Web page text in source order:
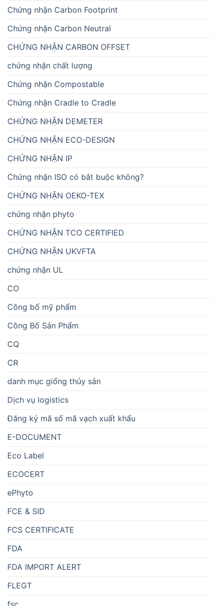
Chứng nhận Carbon Footprint
Chứng nhận Carbon Neutral
CHỨNG NHẬN CARBON OFFSET
chứng nhận chất lượng
Chứng nhận Compostable
Chứng nhận Cradle to Cradle
CHỨNG NHẬN DEMETER
CHỨNG NHẬN ECO-DESIGN
CHỨNG NHẬN IP
Chứng nhận ISO có bắt buộc không?
CHỨNG NHẬN OEKO-TEX
chứng nhận phyto
CHỨNG NHẬN TCO CERTIFIED
CHỨNG NHẬN UKVFTA
chứng nhận UL
CO
Công bố mỹ phẩm
Công Bố Sản Phẩm
CQ
CR
danh mục giống thủy sản
Dịch vụ logistics
Đăng ký mã số mã vạch xuất khẩu
E-DOCUMENT
Eco Label
ECOCERT
ePhyto
FCE & SID
FCS CERTIFICATE
FDA
FDA IMPORT ALERT
FLEGT